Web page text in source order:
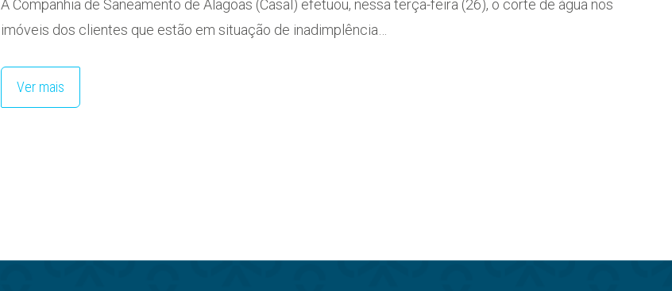
A Companhia de Saneamento de Alagoas (Casal) efetuou, nessa terça-feira (26), o corte de água nos
imóveis dos clientes que estão em situação de inadimplência…
Ver mais